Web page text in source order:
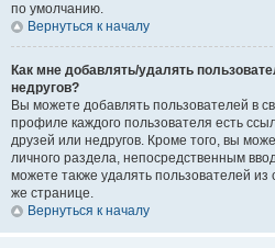
по умолчанию.
Вернуться к началу
Как мне добавлять/удалять
недругов?
Вы можете добавлять пользователей в
профиле каждого пользователя есть
друзей или недругов. Кроме того, вы
личного раздела, непосредственным
можете также удалять пользователей из
же странице.
Вернуться к началу